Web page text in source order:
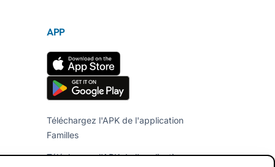
APP
Téléchargez l'APK de l'application
Familles
Téléchargez l'APK de l'application